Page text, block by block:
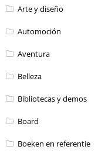
Arte y diseño
Automoción
Aventura
Belleza
Bibliotecas y demos
Board
Boeken en referentie